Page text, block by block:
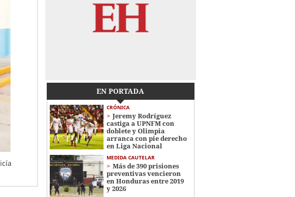
EN PORTADA
CRÓNICA
Jeremy Rodríguez
castiga a UPNFM con
doblete y Olimpia
arranca con pie derecho
en Liga Nacional
MEDIDA CAUTELAR
Más de 390 prisiones
preventivas vencieron
en Honduras entre 2019
y 2026